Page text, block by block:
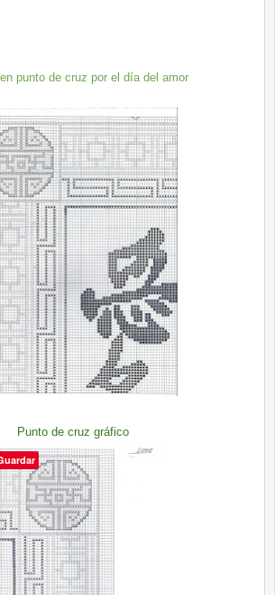
punto de cruz por el día del amor
Punto de cruz gráfico